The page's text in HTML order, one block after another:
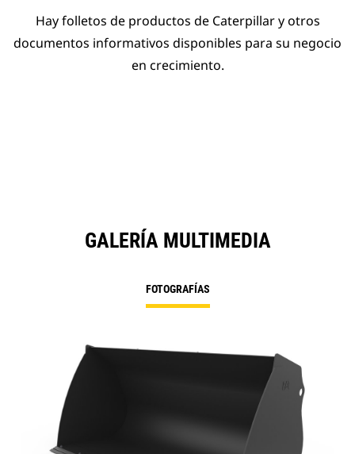
Hay folletos de productos de Caterpillar y otros
documentos informativos disponibles para su negocio
en crecimiento.
GALERÍA MULTIMEDIA
FOTOGRAFÍAS